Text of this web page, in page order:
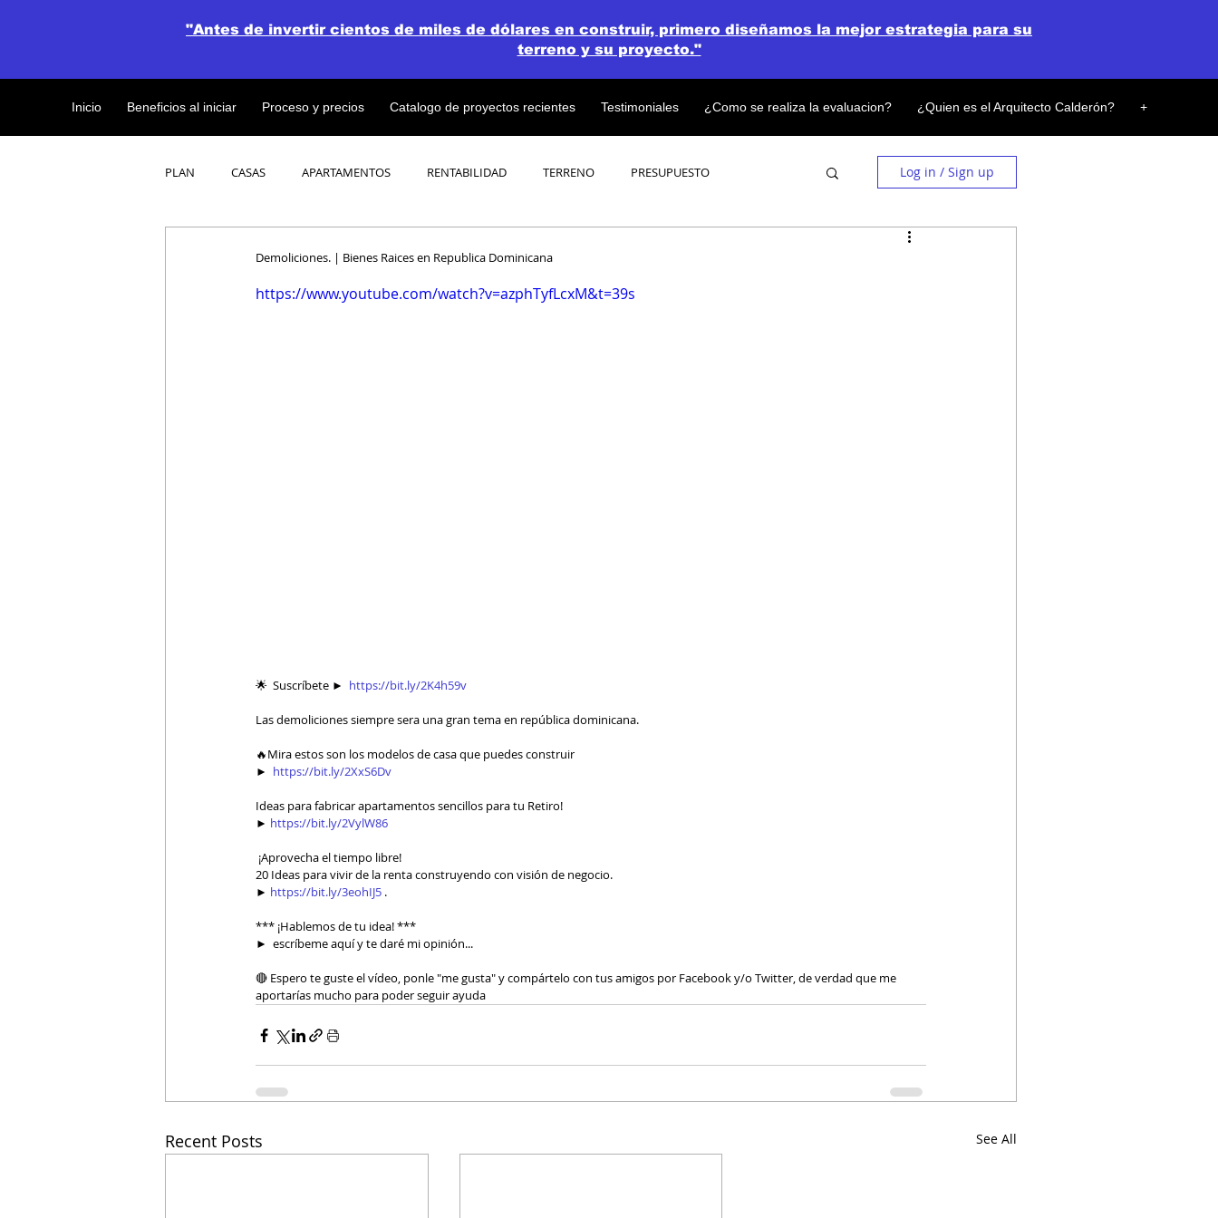
Inicio Beneficios al iniciar Proceso y precios Catalogo de proyectos recientes Testimoniales ¿Como se realiza la evaluacion? ¿Quien es el Arquitecto Calderón? +
"Antes de invertir cientos de miles de dólares en construir, primero diseñamos la mejor estrategia para su
terreno y su proyecto."
PLAN CASAS APARTAMENTOS RENTABILIDAD TERRENO PRESUPUESTO Log in / Sign up
Demoliciones. | Bienes Raices en Republica Dominicana
https://www.youtube.com/watch?v=azphTyfLcxM&t=39s
🌟  Suscríbete ► https://bit.ly/2K4h59v
Las demoliciones siempre sera una gran tema en república dominicana.
🔥Mira estos son los modelos de casa que puedes construir
► https://bit.ly/2XxS6Dv
Ideas para fabricar apartamentos sencillos para tu Retiro!
► https://bit.ly/2VylW86
¡Aprovecha el tiempo libre!
20 Ideas para vivir de la renta construyendo con visión de negocio.
► https://bit.ly/3eohIJ5 ​ .
*** ¡Hablemos de tu idea! ***
►  escríbeme aquí y te daré mi opinión...
🔴 Espero te guste el vídeo, ponle "me gusta" y compártelo con tus amigos por Facebook y/o Twitter, de verdad que me
aportarías mucho para poder seguir ayuda
Recent Posts See All